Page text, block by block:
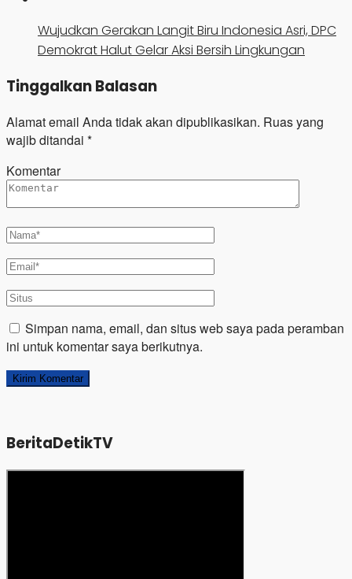
Wujudkan Gerakan Langit Biru Indonesia Asri, DPC
Demokrat Halut Gelar Aksi Bersih Lingkungan
Tinggalkan Balasan
Alamat email Anda tidak akan dipublikasikan. Ruas yang
wajib ditandai *
Komentar
Simpan nama, email, dan situs web saya pada peramban
ini untuk komentar saya berikutnya.
BeritaDetikTV